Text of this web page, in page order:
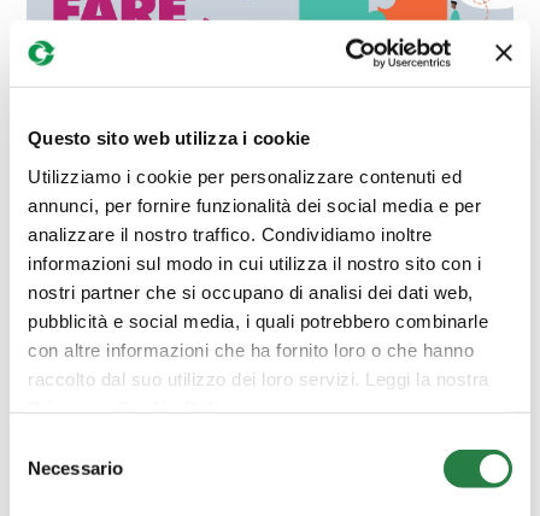
Questo sito web utilizza i cookie
Utilizziamo i cookie per personalizzare contenuti ed
annunci, per fornire funzionalità dei social media e per
analizzare il nostro traffico. Condividiamo inoltre
informazioni sul modo in cui utilizza il nostro sito con i
nostri partner che si occupano di analisi dei dati web,
pubblicità e social media, i quali potrebbero combinarle
con altre informazioni che ha fornito loro o che hanno
raccolto dal suo utilizzo dei loro servizi. Leggi la nostra
delNecessario
1 DICEMBRE 2022
Anche per l’anno 2022Fondazione Cogemein
collaborazione conCogeme SpA, Cogeme Nuove
Energie,Acque Brescianee con il patrocinio
, premiano le tesi di laurea
più interessanti e di particolare interesse